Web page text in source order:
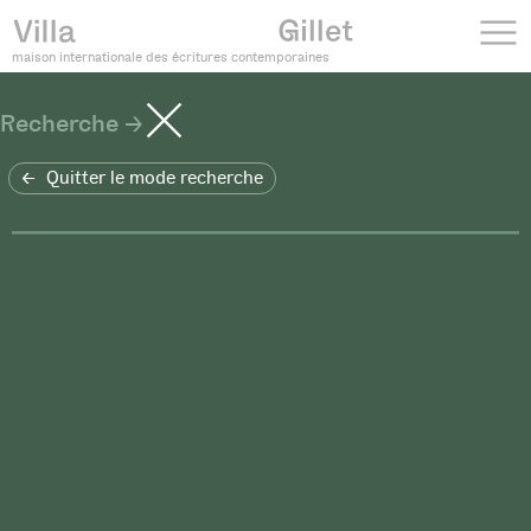
maison internationale des écritures contemporaines
Recherche
Quitter le mode recherche